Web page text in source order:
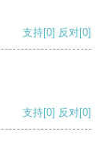
支持[0] 反对[0]
支持[0] 反对[0]